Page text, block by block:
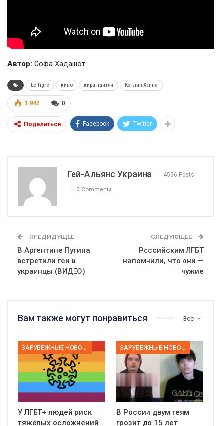
Автор: Софа Хадашот
Le Tigre кино кира найтли Кэтлин Ханна
0
1 942
Поделиться Facebook Twitter
Гей-Альянс Украина 4596 Posts
0 Comments
ПРЕДИДУЩЕЕ
В Аргентине Путина
встретили геи и
украинцы (ВИДЕО)
СЛЕДУЮЩЕЕ
Российским ЛГБТ
напомнили, что они —
чужие
Все
Вам также могут понравиться
У ЛГБТ+ людей риск
тяжёлых осложнений
В России двум геям
грозит до 15 лет